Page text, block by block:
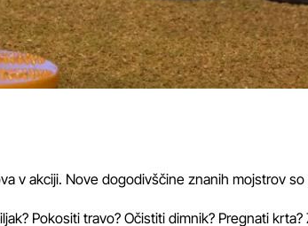
v akciji. Nove dogodivščine znanih mojstrov
Pokositi travo? Očistiti dimnik? Pregnati